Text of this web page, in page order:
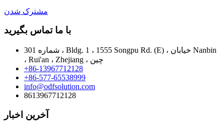
مشترک شدن
با ما تماس بگیرید
شماره 301 ، Bldg. 1 ، 1555 Songpu Rd. (E) ، خیابان Nanbin
، Rui'an ، Zhejiang ، چین
+86-13967712128
+86-577-65538999
info@odfsolution.com
8613967712128
آخرین اخبار